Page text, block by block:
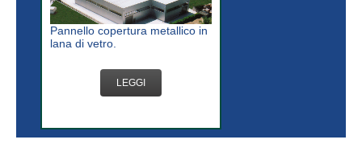
Pannello copertura metallico in
lana di vetro.
LEGGI